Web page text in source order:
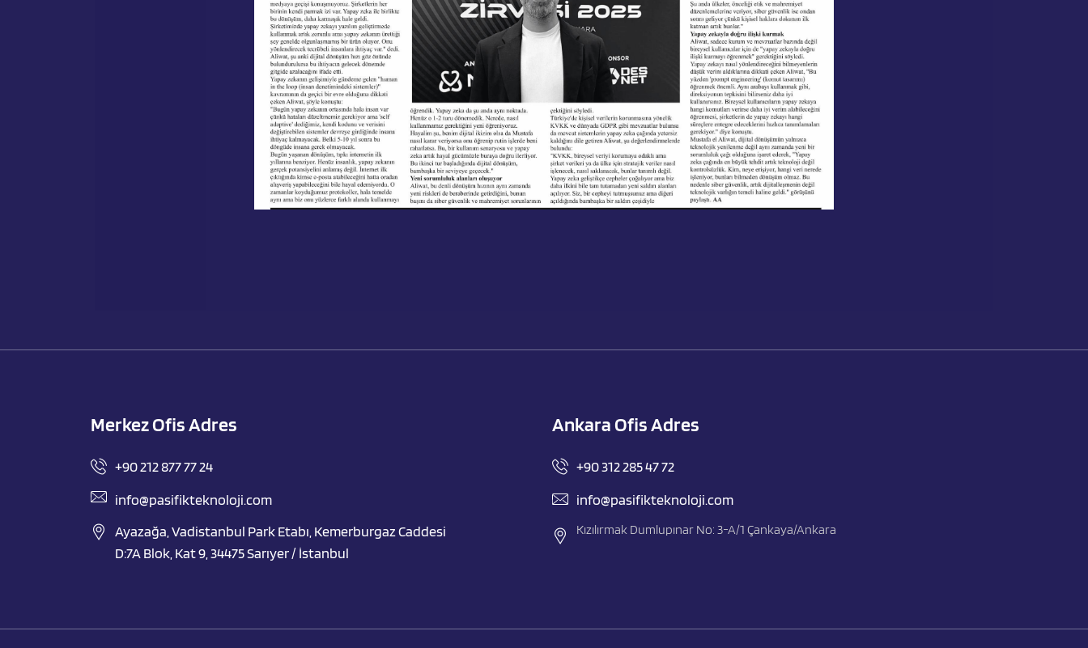
Merkez Ofis Adres
+90 212 877 77 24
info@pasifikteknoloji.com
Ayazağa, Vadistanbul Park Etabı, Kemerburgaz Caddesi
D:7A Blok, Kat 9, 34475 Sarıyer / İstanbul
Ankara Ofis Adres
+90 312 285 47 72
info@pasifikteknoloji.com
Kızılırmak Dumlupınar No: 3-A/1 Çankaya/Ankara